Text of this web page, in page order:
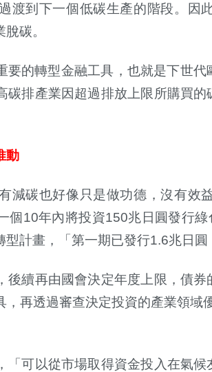
渡到下一個低碳生產的階段。因
碳。
要的轉型金融工具，也就是下世
碳排產業因超過排放上限所購買
動
減碳也好像只是做功德，沒有效
個10年內將投資150兆日圓發行綠
計畫，「第一期已發行1.6兆日圓
後續再由國會決定年度上限，債
再透過審查決定投資的產業領
「可以從市場取得資金投入在氣